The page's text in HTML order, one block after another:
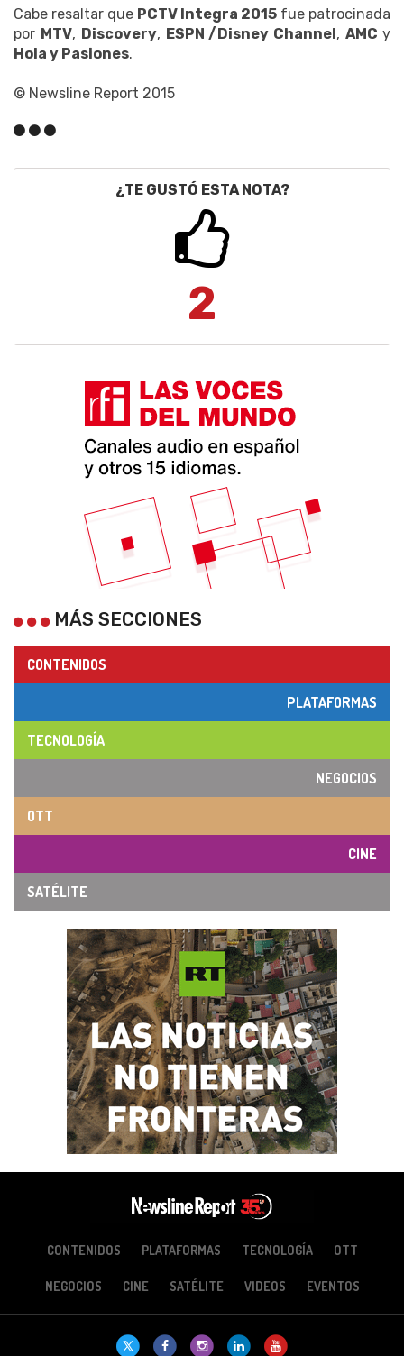
Cabe resaltar que PCTV Integra 2015 fue patrocinada
por MTV, Discovery, ESPN /Disney Channel,AMCy
Hola y Pasiones.
© Newsline Report 2015
¿TE GUSTÓ ESTA NOTA?
2
MÁS SECCIONES
CONTENIDOS
PLATAFORMAS
TECNOLOGÍA
NEGOCIOS
OTT
CINE
SATÉLITE
CONTENIDOS PLATAFORMAS TECNOLOGÍA OTT
NEGOCIOS CINE SATÉLITE VIDEOS EVENTOS